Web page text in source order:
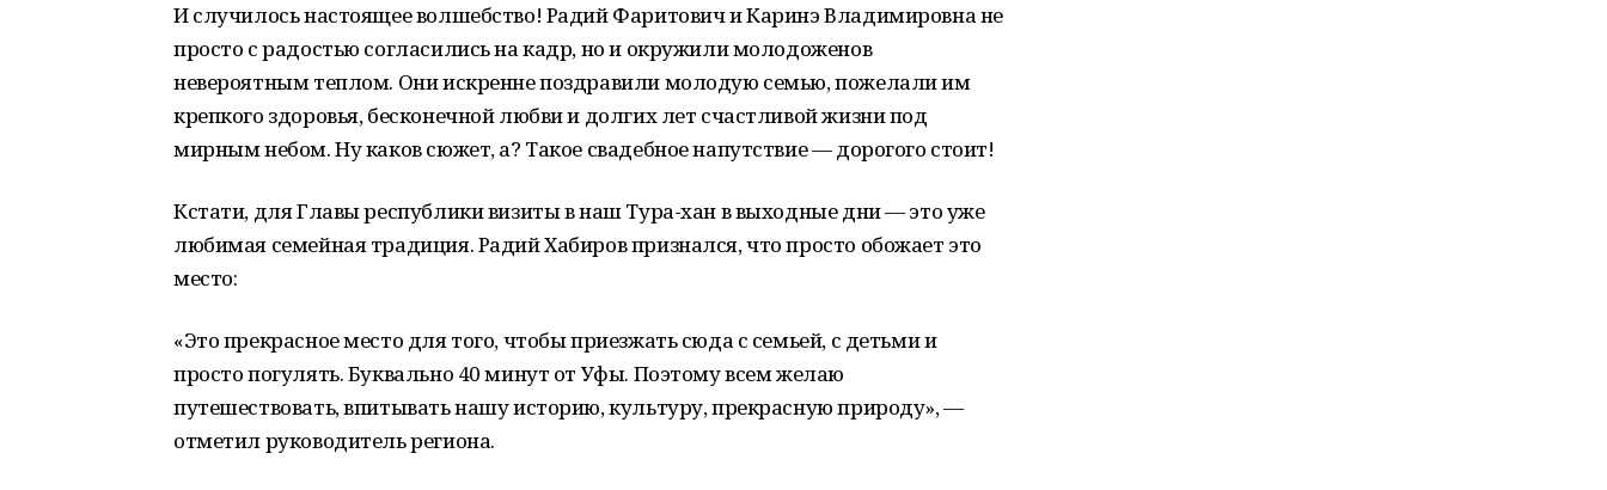
И случилось настоящее волшебство! Радий Фаритович и Каринэ Владимировна не
просто с радостью согласились на кадр, но и окружили молодоженов
невероятным теплом. Они искренне поздравили молодую семью, пожелали им
крепкого здоровья, бесконечной любви и долгих лет счастливой жизни под
мирным небом. Ну каков сюжет, а? Такое свадебное напутствие — дорогого стоит!
Кстати, для Главы республики визиты в наш Тура-хан в выходные дни — это уже
любимая семейная традиция. Радий Хабиров признался, что просто обожает это
место:
«Это прекрасное место для того, чтобы приезжать сюда с семьей, с детьми и
просто погулять. Буквально 40 минут от Уфы. Поэтому всем желаю
путешествовать, впитывать нашу историю, культуру, прекрасную природу», —
отметил руководитель региона.